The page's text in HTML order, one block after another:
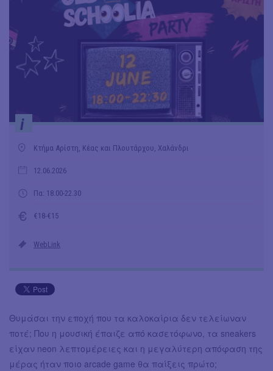
i
Κτήμα Αρίστη, Κέας και Πλουτάρχου, Χαλάνδρι
12.06.2026
Πα: 18.00-22.30
€18-€15
WebLink
Θυμάσαι την εποχή που τα καλοκαίρια δεν τελείωναν
ποτέ; Που η μουσική έπαιζε από κασετόφωνο, τα sneakers
είχαν neon λεπτομέρειες και η μεγαλύτερη απόφαση της
μέρας ήταν ποιο arcade game θα παίξεις πρώτο;